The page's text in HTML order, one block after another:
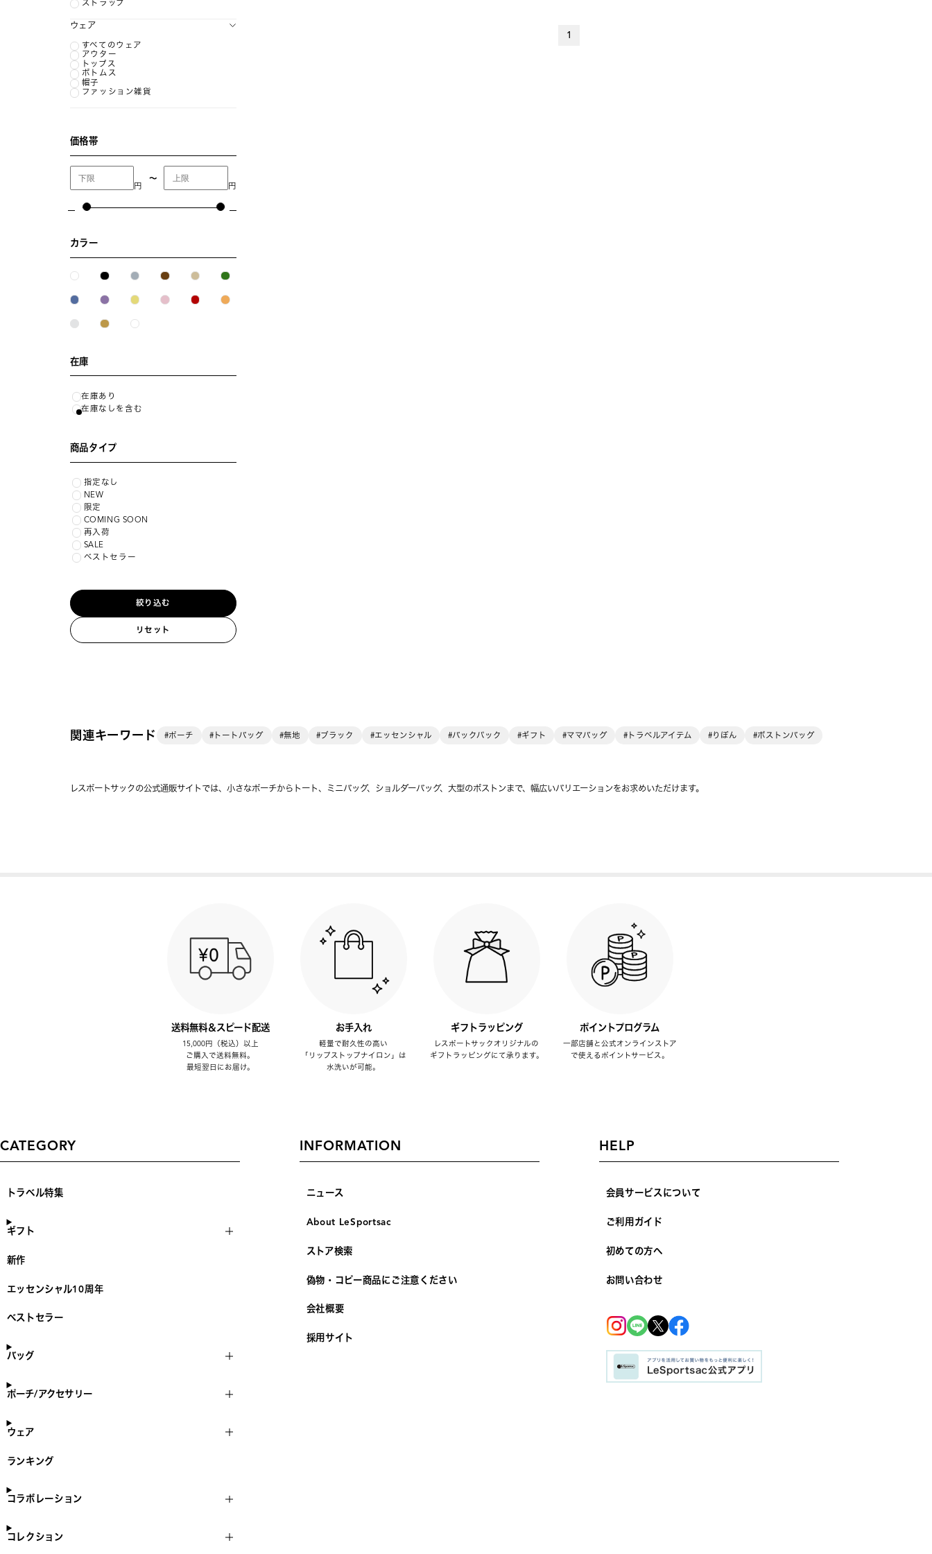
ストラップ
ウェア
すべてのウェア
アウター
トップス
ボトムス
帽子
ファッション雑貨
価格帯
円
〜
円
カラー
在庫
在庫あり
在庫なしを含む
商品タイプ
指定なし
NEW
限定
COMING SOON
再入荷
SALE
ベストセラー
絞り込む
リセット
1
関連キーワード #ポーチ #トートバッグ #無地 #ブラック #エッセンシャル #バックパック #ギフト #ママバッグ #トラベルアイテム #りぼん #ボストンバッグ
レスポートサックの公式通販サイトでは、小さなポーチからトート、ミニバッグ、ショルダーバッグ、大型のボストンまで、幅広いバリエーションをお求めいただけます。
送料無料＆スピード配送
15,000円（税込）以上
ご購入で送料無料。
最短翌日にお届け。
お手入れ
軽量で耐久性の高い
「リップストップナイロン」は
水洗いが可能。
ギフトラッピング
レスポートサックオリジナルの
ギフトラッピングにて承ります。
ポイントプログラム
一部店舗と公式オンラインストア
で使えるポイントサービス。
CATEGORY
トラベル特集
ギフト
新作
エッセンシャル10周年
ベストセラー
バッグ
ポーチ/アクセサリー
ウェア
ランキング
コラボレーション
コレクション
INFORMATION
ニュース
About LeSportsac
ストア検索
偽物・コピー商品にご注意ください
会社概要
採用サイト
HELP
会員サービスについて
ご利用ガイド
初めての方へ
お問い合わせ